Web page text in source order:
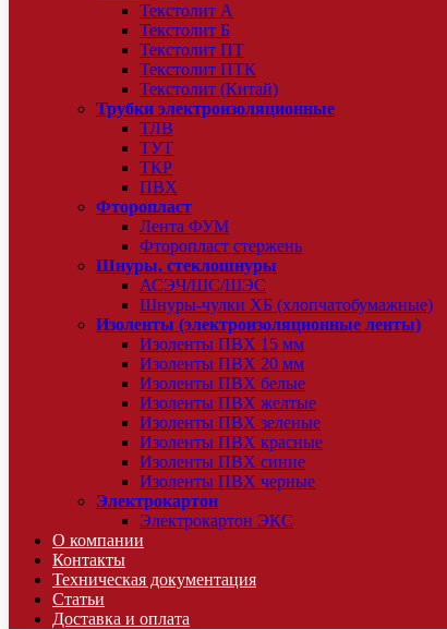
Текстолит А
Текстолит Б
Текстолит ПТ
Текстолит ПТК
Текстолит (Китай)
Трубки электроизоляционные
ТЛВ
ТУТ
ТКР
ПВХ
Фторопласт
Лента ФУМ
Фторопласт стержень
Шнуры, стеклошнуры
АСЭЧ/ШС/ШЭС
Шнуры-чулки ХБ (хлопчатобумажные)
Изоленты (электроизоляционные ленты)
Изоленты ПВХ 15 мм
Изоленты ПВХ 20 мм
Изоленты ПВХ белые
Изоленты ПВХ желтые
Изоленты ПВХ зеленые
Изоленты ПВХ красные
Изоленты ПВХ синие
Изоленты ПВХ черные
Электрокартон
Электрокартон ЭКС
О компании
Контакты
Техническая документация
Статьи
Доставка и оплата